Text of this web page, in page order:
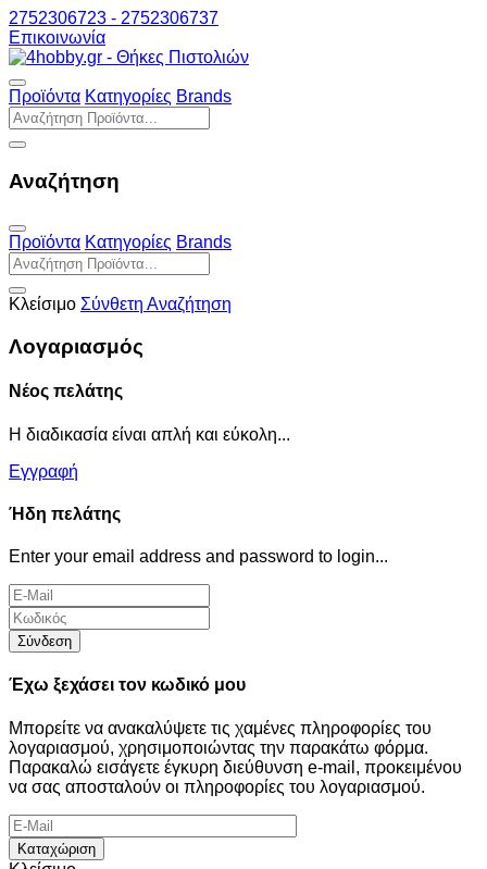
2752306723 - 2752306737
Επικοινωνία
Προϊόντα Κατηγορίες Brands
Αναζήτηση
Προϊόντα Κατηγορίες Brands
Κλείσιμο Σύνθετη Αναζήτηση
Λογαριασμός
Νέος πελάτης
Η διαδικασία είναι απλή και εύκολη...
Εγγραφή
Ήδη πελάτης
Enter your email address and password to login...
Σύνδεση
Έχω ξεχάσει τον κωδικό μου
Μπορείτε να ανακαλύψετε τις χαμένες πληροφορίες του
λογαριασμού, χρησιμοποιώντας την παρακάτω φόρμα.
Παρακαλώ εισάγετε έγκυρη διεύθυνση e-mail, προκειμένου
να σας αποσταλούν οι πληροφορίες του λογαριασμού.
Καταχώριση